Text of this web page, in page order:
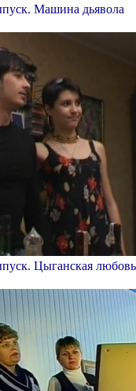
Машина дьявола
Цыганская любовь